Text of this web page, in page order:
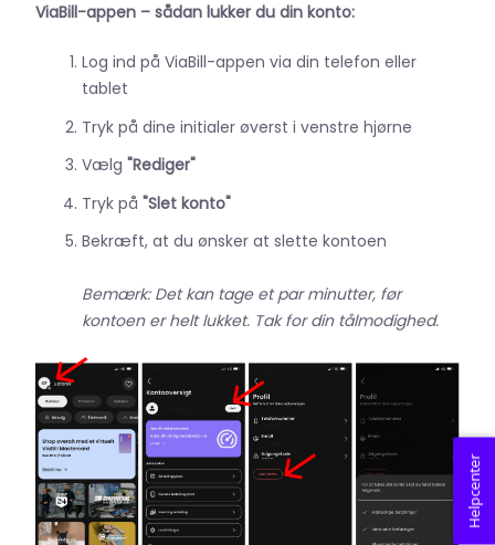
ViaBill-appen – sådan lukker du din konto:
Log ind på ViaBill-appen via din telefon eller
tablet
Tryk på dine initialer øverst i venstre hjørne
Vælg "Rediger"
Tryk på "Slet konto"
Bekræft, at du ønsker at slette kontoen
Bemærk: Det kan tage et par minutter, før
kontoen er helt lukket. Tak for din tålmodighed.
Helpcenter